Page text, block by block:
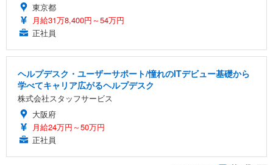
東京都
月給31万8,400円～54万円
正社員
ヘルプデスク・ユーザーサポート/憧れのITデビュー基礎から
学べてキャリア広がるヘルプデスク
株式会社スタッフサービス
大阪府
月給24万円～50万円
正社員